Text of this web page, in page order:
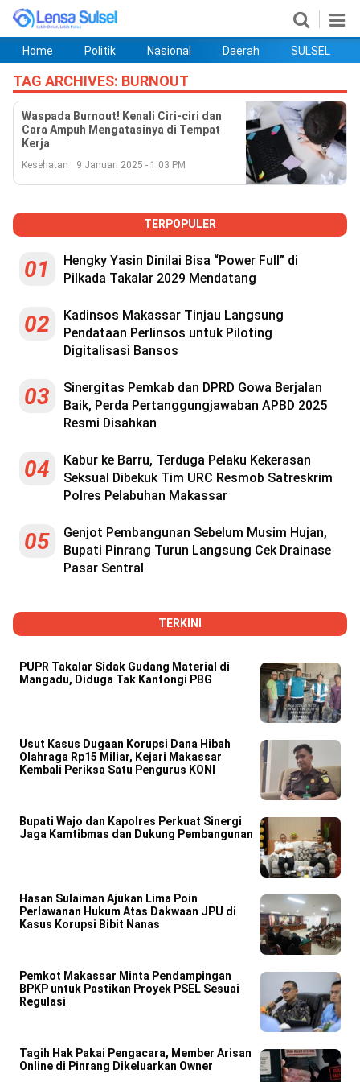
Home
Politik
Nasional
Daerah
SULSEL
Ekobis
Hukum
PENDIDIKAN
Olahraga
HIBURAN
Opini
lensasulsel.com
Home Politik Nasional Daerah SULSEL
TAG ARCHIVES: BURNOUT
Waspada Burnout! Kenali Ciri-ciri dan
Cara Ampuh Mengatasinya di Tempat
Kerja
Kesehatan 9 Januari 2025 - 1:03 PM
TERPOPULER
01
Hengky Yasin Dinilai Bisa “Power Full” di
Pilkada Takalar 2029 Mendatang
02
Kadinsos Makassar Tinjau Langsung
Pendataan Perlinsos untuk Piloting
Digitalisasi Bansos
03
Sinergitas Pemkab dan DPRD Gowa Berjalan
Baik, Perda Pertanggungjawaban APBD 2025
Resmi Disahkan
04
Kabur ke Barru, Terduga Pelaku Kekerasan
Seksual Dibekuk Tim URC Resmob Satreskrim
Polres Pelabuhan Makassar
05
Genjot Pembangunan Sebelum Musim Hujan,
Bupati Pinrang Turun Langsung Cek Drainase
Pasar Sentral
TERKINI
PUPR Takalar Sidak Gudang Material di
Mangadu, Diduga Tak Kantongi PBG
Usut Kasus Dugaan Korupsi Dana Hibah
Olahraga Rp15 Miliar, Kejari Makassar
Kembali Periksa Satu Pengurus KONI
Bupati Wajo dan Kapolres Perkuat Sinergi
Jaga Kamtibmas dan Dukung Pembangunan
Hasan Sulaiman Ajukan Lima Poin
Perlawanan Hukum Atas Dakwaan JPU di
Kasus Korupsi Bibit Nanas
Pemkot Makassar Minta Pendampingan
BPKP untuk Pastikan Proyek PSEL Sesuai
Regulasi
Tagih Hak Pakai Pengacara, Member Arisan
Online di Pinrang Dikeluarkan Owner